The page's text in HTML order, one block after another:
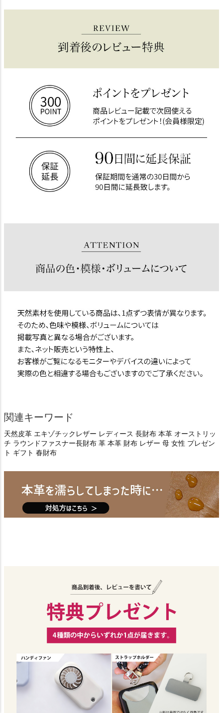
関連キーワード
天然皮革 エキゾチックレザー レディース 長財布 本革 オーストリッ
チ ラウンドファスナー長財布 革 本革 財布 レザー 母 女性 プレゼン
ト ギフト 春財布